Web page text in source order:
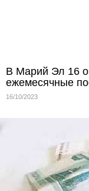
В Марий Эл 16
ежемесячные
16/10/2023